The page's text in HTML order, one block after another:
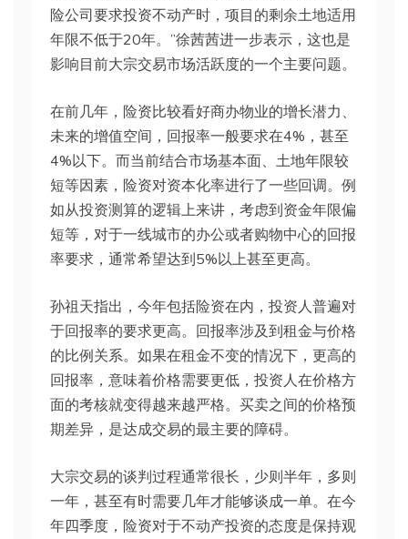
险公司要求投资不动产时，项目的剩余土地适用
年限不低于20年。”徐茜茜进一步表示，这也是
影响目前大宗交易市场活跃度的一个主要问题。
在前几年，险资比较看好商办物业的增长潜力、
未来的增值空间，回报率一般要求在4%，甚至
4%以下。而当前结合市场基本面、土地年限较
短等因素，险资对资本化率进行了一些回调。例
如从投资测算的逻辑上来讲，考虑到资金年限偏
短等，对于一线城市的办公或者购物中心的回报
率要求，通常希望达到5%以上甚至更高。
孙祖天指出，今年包括险资在内，投资人普遍对
于回报率的要求更高。回报率涉及到租金与价格
的比例关系。如果在租金不变的情况下，更高的
回报率，意味着价格需要更低，投资人在价格方
面的考核就变得越来越严格。买卖之间的价格预
期差异，是达成交易的最主要的障碍。
大宗交易的谈判过程通常很长，少则半年，多则
一年，甚至有时需要几年才能够谈成一单。在今
年四季度，险资对于不动产投资的态度是保持观